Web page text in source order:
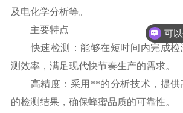
及电化学分析等。
主要特点
快速检测：能够在短时间内完成检
测效率，满足现代快节奏生产的需求。
高精度：采用**的分析技术，提供
的检测结果，确保蜂蜜品质的可靠性。